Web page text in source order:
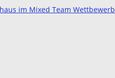
im Mixed Team Wettbewerb